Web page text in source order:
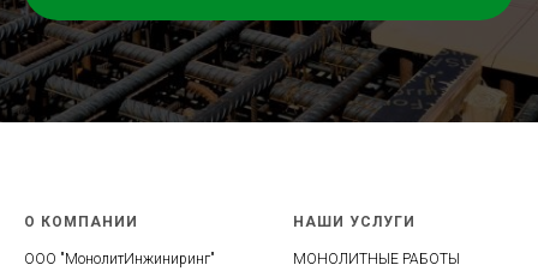
О КОМПАНИИ
ООО "МонолитИнжиниринг"
НАШИ УСЛУГИ
МОНОЛИТНЫЕ РАБОТЫ